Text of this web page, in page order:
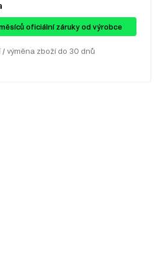
oficiální záruky od výrobce
/ výměna zboží do 30 dnů